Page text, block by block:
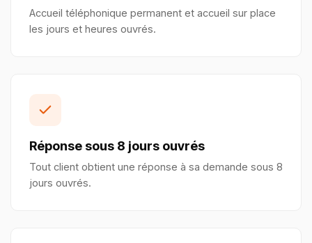
Accueil téléphonique permanent et accueil sur place
les jours et heures ouvrés.
Réponse sous 8 jours ouvrés
Tout client obtient une réponse à sa demande sous 8
jours ouvrés.